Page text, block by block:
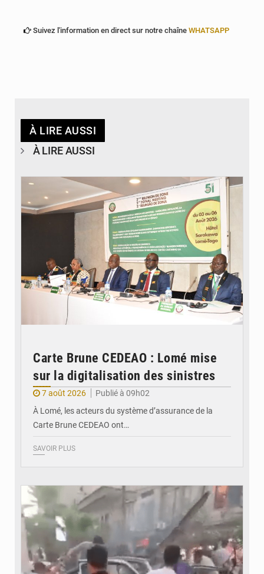
Suivez l'information en direct sur notre chaîne WHATSAPP
À LIRE AUSSI
À LIRE AUSSI
Carte Brune CEDEAO : Lomé mise
sur la digitalisation des sinistres
7 août 2026
Publié à 09h02
À Lomé, les acteurs du système d’assurance de la
Carte Brune CEDEAO ont…
SAVOIR PLUS